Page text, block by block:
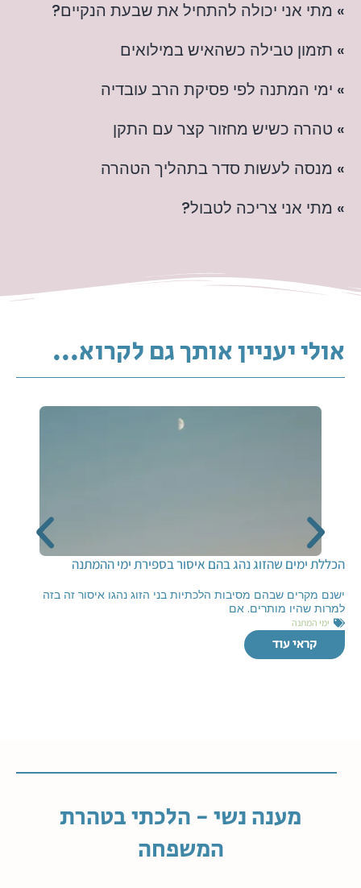
» מתי אני יכולה להתחיל את שבעת הנקיים?
» תזמון טבילה כשהאיש במילואים
» ימי המתנה לפי פסיקת הרב עובדיה
» טהרה כשיש מחזור קצר עם התקן
» מנסה לעשות סדר בתהליך הטהרה
» מתי אני צריכה לטבול?
אולי יעניין אותך גם לקרוא...
הכללת ימים שהזוג נהג בהם איסור בספירת ימי ההמתנה
ישנם מקרים שבהם מסיבות הלכתיות בני הזוג נהגו איסור זה בזה
למרות שהיו מותרים. אם
ימי המתנה
קראי עוד
מענה נשי - הלכתי בטהרת
המשפחה